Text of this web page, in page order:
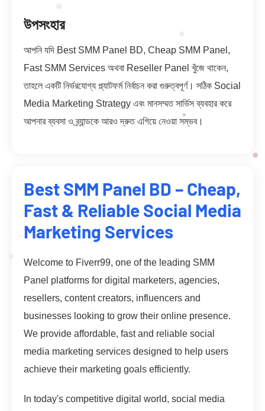
উপসংহার
আপনি যদি Best SMM Panel BD, Cheap SMM Panel,
Fast SMM Services অথবা Reseller Panel খুঁজে থাকেন,
তাহলে একটি নির্ভরযোগ্য প্ল্যাটফর্ম নির্বাচন করা গুরুত্বপূর্ণ। সঠিক Social
Media Marketing Strategy এবং মানসম্মত সার্ভিস ব্যবহার করে
আপনার ব্যবসা ও ব্র্যান্ডকে আরও দ্রুত এগিয়ে নেওয়া সম্ভব।
Best SMM Panel BD – Cheap,
Fast & Reliable Social Media
Marketing Services
Welcome to Fiverr99, one of the leading SMM
Panel platforms for digital marketers, agencies,
resellers, content creators, influencers and
businesses looking to grow their online presence.
We provide affordable, fast and reliable social
media marketing services designed to help users
achieve their marketing goals efficiently.
In today's competitive digital world, social media